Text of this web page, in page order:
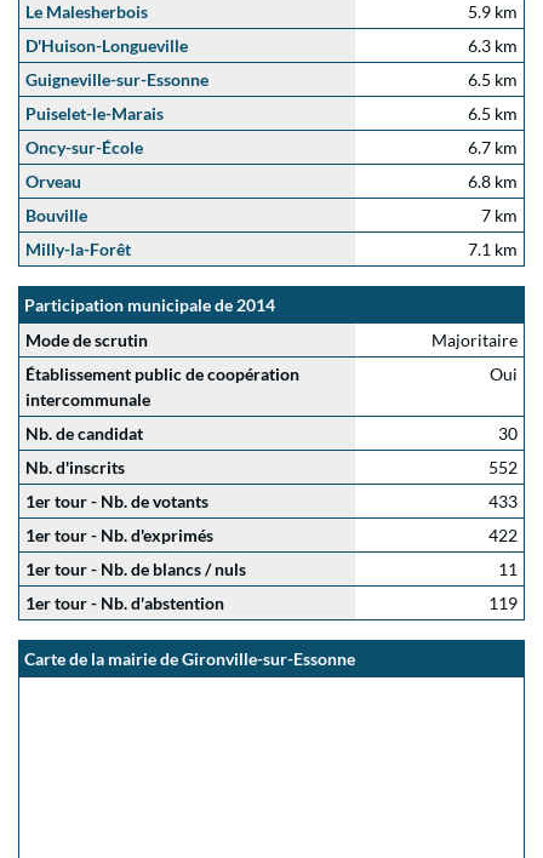
Le Malesherbois
5.9 km
D'Huison-Longueville
6.3 km
Guigneville-sur-Essonne
6.5 km
Puiselet-le-Marais
6.5 km
Oncy-sur-École
6.7 km
Orveau
6.8 km
Bouville
7 km
Milly-la-Forêt
7.1 km
Participation municipale de 2014
Mode de scrutin
Majoritaire
Établissement public de coopération
intercommunale
Oui
Nb. de candidat
30
Nb. d'inscrits
552
1er tour - Nb. de votants
433
1er tour - Nb. d'exprimés
422
1er tour - Nb. de blancs / nuls
11
1er tour - Nb. d'abstention
119
Carte de la mairie de Gironville-sur-Essonne